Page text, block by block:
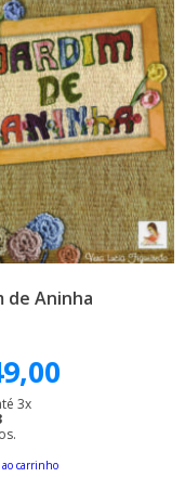
de Aninha
3x
carrinho